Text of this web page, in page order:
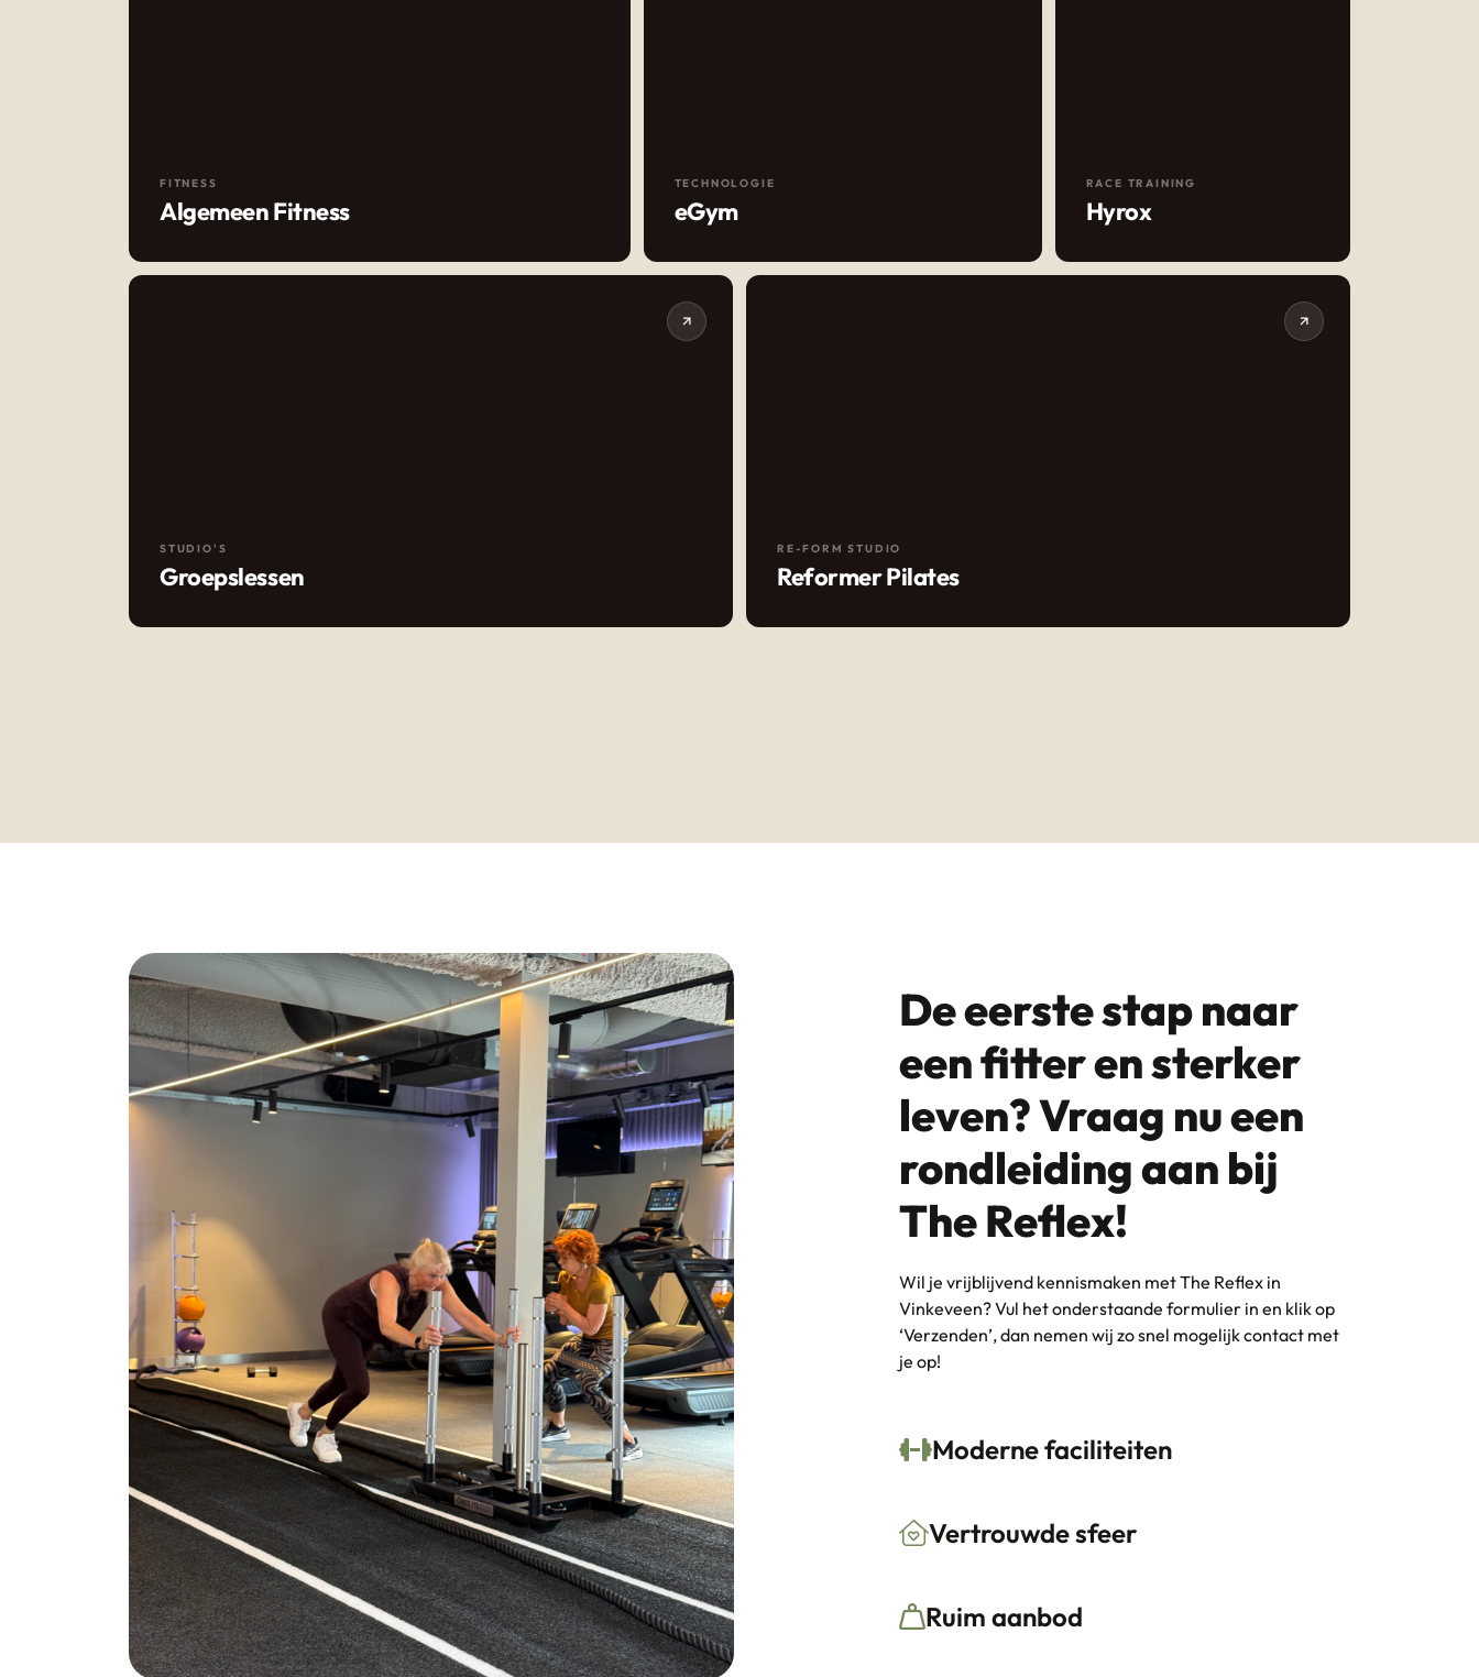
FITNESS
Algemeen Fitness
TECHNOLOGIE
eGym
RACE TRAINING
Hyrox
STUDIO'S
Groepslessen
RE-FORM STUDIO
Reformer Pilates
De eerste stap naar
een fitter en sterker
leven? Vraag nu een
rondleiding aan bij
The Reflex!
Wil je vrijblijvend kennismaken met The Reflex in
Vinkeveen? Vul het onderstaande formulier in en klik op
‘Verzenden’, dan nemen wij zo snel mogelijk contact met
je op!
Moderne faciliteiten
Vertrouwde sfeer
Ruim aanbod